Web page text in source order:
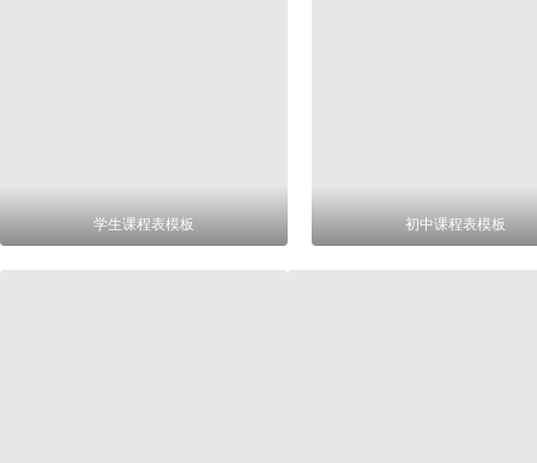
学生课程表模板 初中课程表模板